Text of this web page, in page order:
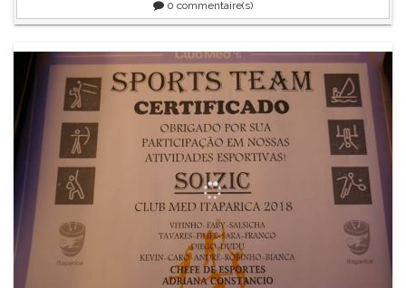
0 commentaire(s)